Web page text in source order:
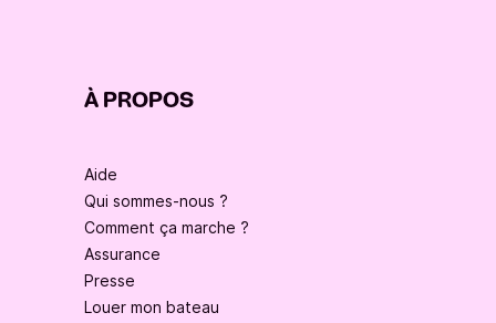
À PROPOS
Aide
Qui sommes-nous ?
Comment ça marche ?
Assurance
Presse
Louer mon bateau